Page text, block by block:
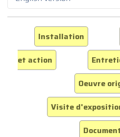
Installation
et action
Oeuvre
Visite